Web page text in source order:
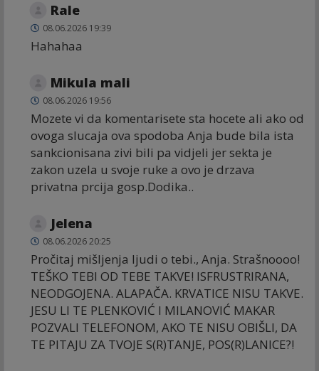
Rale
08.06.2026 19:39
Hahahaa
Mikula mali
08.06.2026 19:56
Mozete vi da komentarisete sta hocete ali ako od
ovoga slucaja ova spodoba Anja bude bila ista
sankcionisana zivi bili pa vidjeli jer sekta je
zakon uzela u svoje ruke a ovo je drzava
privatna prcija gosp.Dodika..
Jelena
08.06.2026 20:25
Pročitaj mišljenja ljudi o tebi., Anja. Strašnoooo!
TEŠKO TEBI OD TEBE TAKVE! ISFRUSTRIRANA,
NEODGOJENA. ALAPAČA. KRVATICE NISU TAKVE.
JESU LI TE PLENKOVIĆ I MILANOVIĆ MAKAR
POZVALI TELEFONOM, AKO TE NISU OBIŠLI, DA
TE PITAJU ZA TVOJE S(R)TANJE, POS(R)LANICE?!